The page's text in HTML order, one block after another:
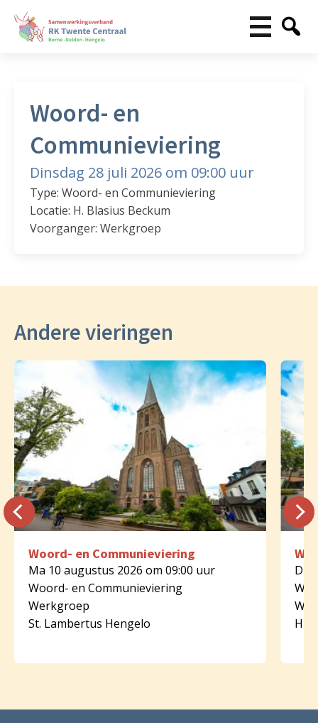
Woord- en
Communieviering
Dinsdag 28 juli 2026 om 09:00 uur
Type: Woord- en Communieviering
Locatie: H. Blasius Beckum
Voorganger: Werkgroep
Andere vieringen
Woord- en Communieviering
Ma 10 augustus 2026 om 09:00 uur
Woord- en Communieviering
Werkgroep
St. Lambertus Hengelo
Di